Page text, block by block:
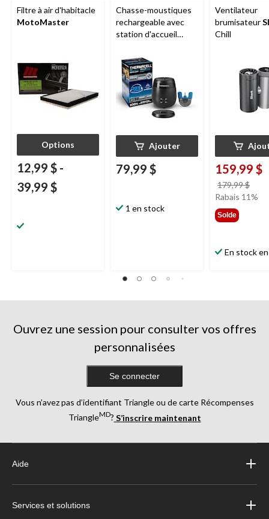
Filtre à air d'habitacle
MotoMaster
Options
12,99 $ -
39,99 $
Chasse-moustiques
rechargeable avec
station d'accueil
charbon
Ajouter
79,99 $
1 en stock
Ventilateur
brumisateur
Chill
159,99 $
179,99 $
était
Rabais 11%
Solde
En stock
Ouvrez une session pour consulter vos offres
personnalisées
Se connecter
Vous n’avez pas d’identifiant Triangle ou de carte Récompenses
TriangleMD? S’inscrire maintenant
Aide
Services et solutions